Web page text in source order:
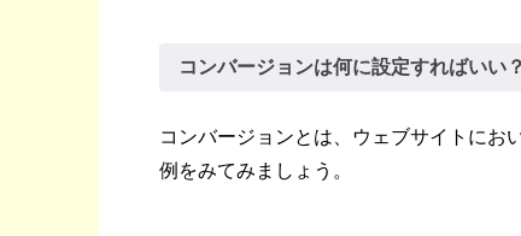
コンバージョンは何に設定すればいい？
コンバージョンとは、ウェブサイトにお
例をみてみましょう。